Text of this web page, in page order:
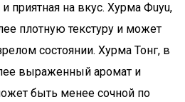
приятная на вкус. Хурма Фuyu,
плотную текстуру и может
состоянии. Хурма Тонг, в
выраженный аромат и
быть менее сочной по